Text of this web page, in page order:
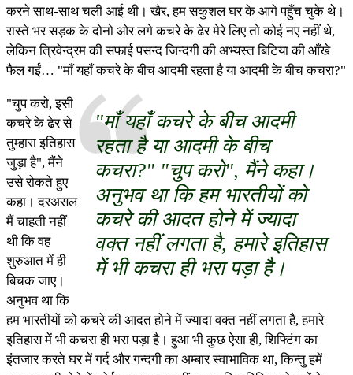
करने साथ-साथ चली आई थी। खैर, हम सकुशल घर के आगे पहुँच चुके थे।
रास्ते भर सड़क के दोनो ओर लगे कचरे के ढेर मेरे लिए तो कोई नए नहीं थे,
लेकिन त्रिवेन्द्रम की सफाई पसन्द जिन्दगी की अभ्यस्त बिटिया की आँखे
फैल गईं… "माँ यहाँ कचरे के बीच आदमी रहता है या आदमी के बीच कचरा?"
"माँ यहाँ कचरे के बीच आदमी
रहता है या आदमी के बीच
कचरा?" "चुप करो", मैंने कहा।
अनुभव था कि हम भारतीयों को
कचरे की आदत होने में ज्यादा
वक्त नहीं लगता है, हमारे इतिहास
में भी कचरा ही भरा पड़ा है।
"चुप करो, इसी
कचरे के ढेर से
तुम्हारा इतिहास
जुड़ा है", मैंने
उसे रोकते हुए
कहा। दरअसल
मैं चाहती नहीं
थी कि वह
शुरुआत में ही
बिचक जाए।
अनुभव था कि
हम भारतीयों को कचरे की आदत होने में ज्यादा वक्त नहीं लगता है, हमारे
इतिहास में भी कचरा ही भरा पड़ा है। हुआ भी कुछ ऐसा ही, शिफ्टिंग का
इंतजार करते घर में गर्द और गन्दगी का अम्बार स्वाभाविक था, किन्तु हमें